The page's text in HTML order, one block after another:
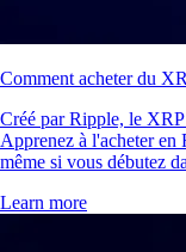
Comment acheter du
Créé par Ripple, le
Apprenez à l'acheter en
même si vous débutez
Learn more